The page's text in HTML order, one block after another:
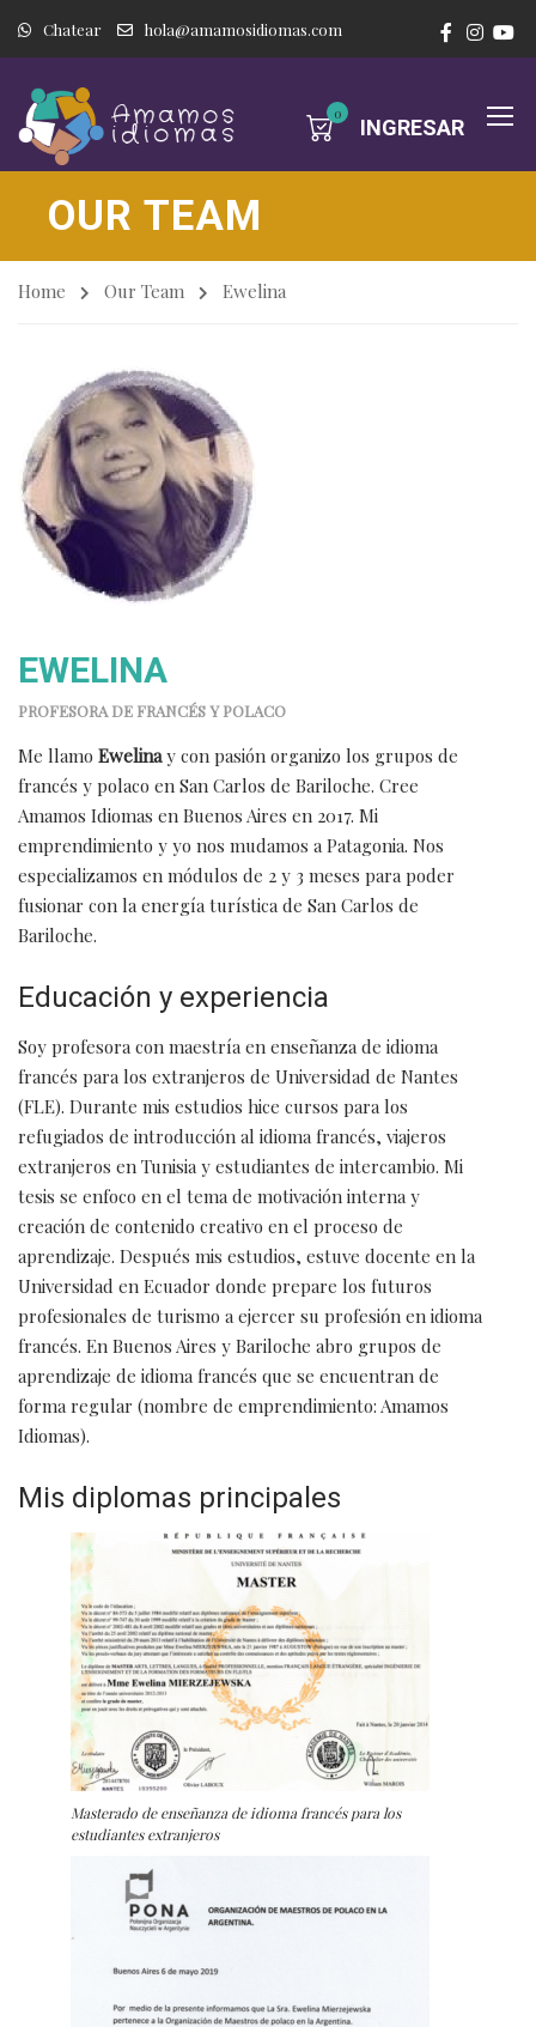
Chatear hola@amamosidiomas.com
0
INGRESAR
OUR TEAM
Home Our Team Ewelina
EWELINA
PROFESORA DE FRANCÉS Y POLACO
Me llamo Ewelinay con pasión organizo los grupos de
francés y polaco en San Carlos de Bariloche. Cree
Amamos Idiomas en Buenos Aires en 2017. Mi
emprendimiento y yo nos mudamos a Patagonia. Nos
especializamos en módulos de 2 y 3 meses para poder
fusionar con la energía turística de San Carlos de
Bariloche.
Educación y experiencia
Soy profesora con maestría en enseñanza de idioma
francés para los extranjeros de Universidad de Nantes
(FLE). Durante mis estudios hice cursos para los
refugiados de introducción al idioma francés, viajeros
extranjeros en Tunisia y estudiantes de intercambio. Mi
tesis se enfoco en el tema de motivación interna y
creación de contenido creativo en el proceso de
aprendizaje. Después mis estudios, estuve docente en la
Universidad en Ecuador donde prepare los futuros
profesionales de turismo a ejercer su profesión en idioma
francés. En Buenos Aires y Bariloche abro grupos de
aprendizaje de idioma francés que se encuentran de
forma regular (nombre de emprendimiento: Amamos
Idiomas).
Mis diplomas principales
Masterado de enseñanza de idioma francés para los
estudiantes extranjeros